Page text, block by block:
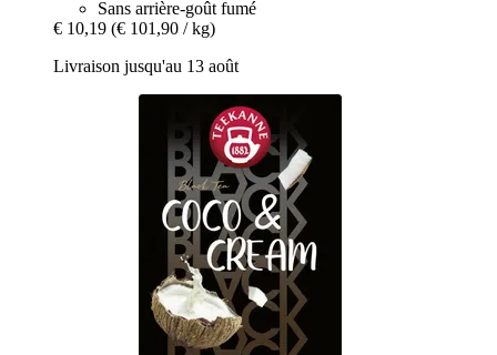
Sans arrière-goût fumé
€ 10,19 (€ 101,90 / kg)
Livraison jusqu'au 13 août